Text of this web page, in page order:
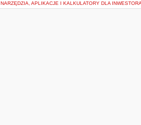
NARZĘDZIA, APLIKACJE I KALKULATORY DLA